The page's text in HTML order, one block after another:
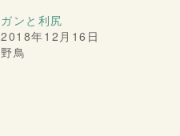
ガンと利尻
2018年12月16日
野鳥